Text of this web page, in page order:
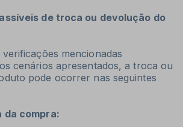
de troca ou devolução do
mencionadas
cenários apresentados, a troca ou
pode ocorrer nas seguintes
da compra: